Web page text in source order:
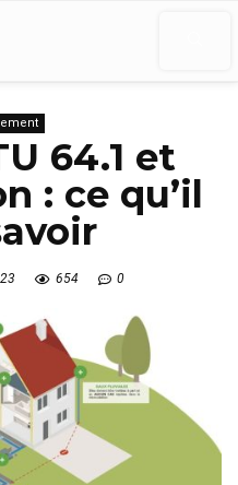
64.1 et
: ce qu’il
654 0